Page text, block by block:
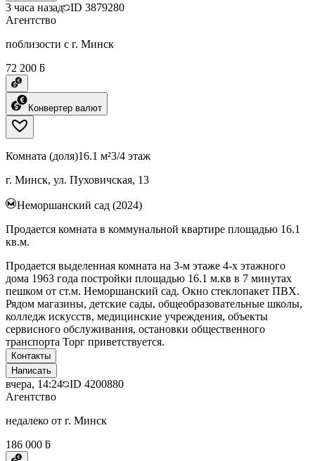
3 часа назад ID 3879280
Агентство
поблизости с г. Минск
72 200 ƃ
Конвертер валют
Комната (доля)16.1 м²3/4 этаж
г. Минск, ул. Пуховичская, 13
Неморшанский сад (2024)
Продается комната в коммунальной квартире площадью 16.1
кв.м.
Продается выделенная комната на 3-м этаже 4-х этажного
дома 1963 года постройки площадью 16.1 м.кв в 7 минутах
пешком от ст.м. Неморшанский сад. Окно стеклопакет ПВХ.
Рядом магазины, детские сады, общеобразовательные школы,
колледж искусств, медицинские учреждения, объекты
сервисного обслуживания, остановки общественного
транспорта Торг приветствуется.
Контакты
Написать
вчера, 14:24 ID 4200880
Агентство
недалеко от г. Минск
186 000 ƃ